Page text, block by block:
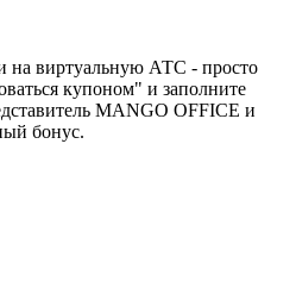
на виртуальную АТС - просто
купоном" и заполните
MANGO OFFICE и
бонус.